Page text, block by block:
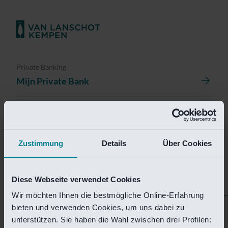
Zustimmung Details Über Cookies
Diese Webseite verwendet Cookies
Wir möchten Ihnen die bestmögliche Online-Erfahrung
bieten und verwenden Cookies, um uns dabei zu
unterstützen. Sie haben die Wahl zwischen drei Profilen:
Private Banking
Mijn Private Bank
Helaas is deze pagina